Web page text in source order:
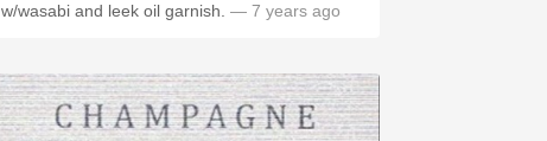
w/wasabi and leek oil garnish. — 7 years ago